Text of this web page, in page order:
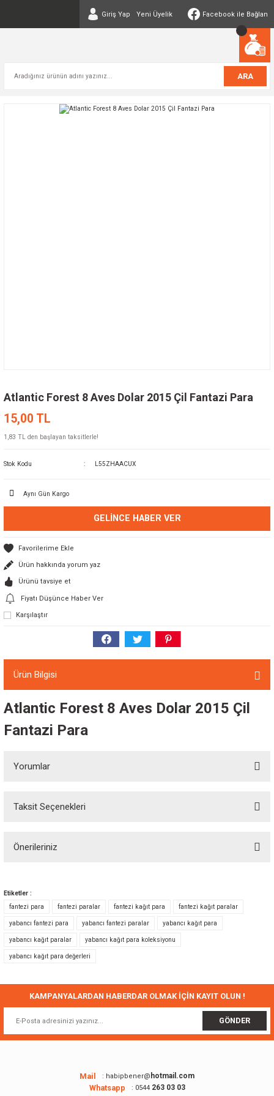
Giriş Yap Yeni Üyelik Facebook ile Bağlan
ARA
Atlantic Forest 8 Aves Dolar 2015 Çil Fantazi Para
15,00 TL
1,83 TL den başlayan taksitlerle!
Stok Kodu L55ZHAACUX
Aynı Gün Kargo
GELINCE HABER VER
Ürün hakkında yorum yaz
Ürünü tavsiye et
Fiyatı Düşünce Haber Ver
Karşılaştır
Ürün Bilgisi
Atlantic Forest 8 Aves Dolar 2015 Çil
Fantazi Para
Yorumlar
Taksit Seçenekleri
Önerileriniz
Görüş ve önerileriniz için teşekkür ederiz.
Ürün resmi kalitesiz, bozuk veya görüntülenemiyor.
Ürün açıklamasında eksik bilgiler bulunuyor.
Ürün fiyatı diğer sitelerden daha pahalı.
Bu ürüne benzer farklı alternatifler olmalı.
Gönder
Etiketler :
fantezi para
fantezi paralar fantezi kağıt para fantezi kağıt paralar
yabancı fantezi para yabancı fantezi paralar yabancı kağıt para
yabancı kağıt paralar yabancı kağıt para koleksiyonu
yabancı kağıt para değerleri
KAMPANYALARDAN HABERDAR OLMAK İÇİN KAYIT OLUN !
GÖNDER
Mail : habipbener@ hotmail.com
Whatsapp : 0544263 03 03